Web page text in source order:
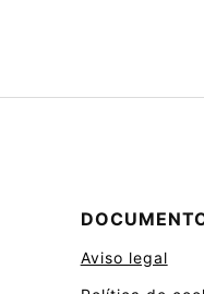
Aviso legal